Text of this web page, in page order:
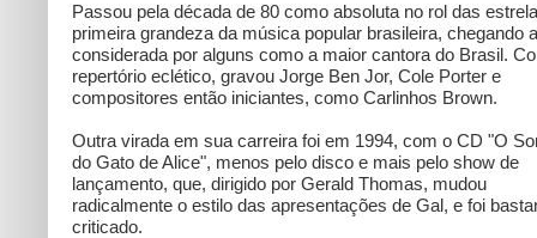
Passou pela década de 80 como absoluta no rol das
primeira grandeza da música popular brasileira, chegando
considerada por alguns como a maior cantora do Brasil.
repertório eclético, gravou Jorge Ben Jor, Cole Porter e
compositores então iniciantes, como Carlinhos Brown.
Outra virada em sua carreira foi em 1994, com o CD "O
do Gato de Alice", menos pelo disco e mais pelo show de
lançamento, que, dirigido por Gerald Thomas, mudou
radicalmente o estilo das apresentações de Gal, e foi
criticado.